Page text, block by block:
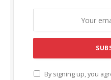
By signing up, you